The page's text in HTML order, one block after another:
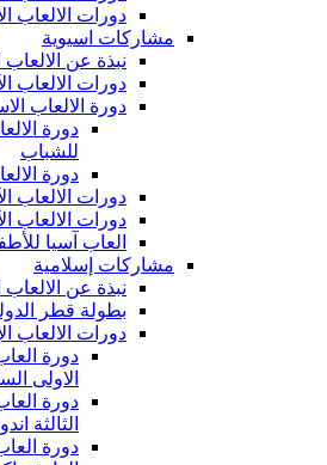
دورات الالعاب
مشاركات اسيوية
نبذة عن الالعاب
دورات الالعاب
دورة الالعاب
دورة
للشباب
دورة
دورات الالعاب
دورات الالعاب
العاب آسيا
مشاركات إسلامية
نبذة عن الالعاب
بطولة قطر
دورات الالعاب
دورة
الاولى
دورة
الثالثة
دورة